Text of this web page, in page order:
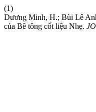
(1)
Dương Minh, H.; Bùi Lê
của Bê tông cốt liệu Nhẹ.